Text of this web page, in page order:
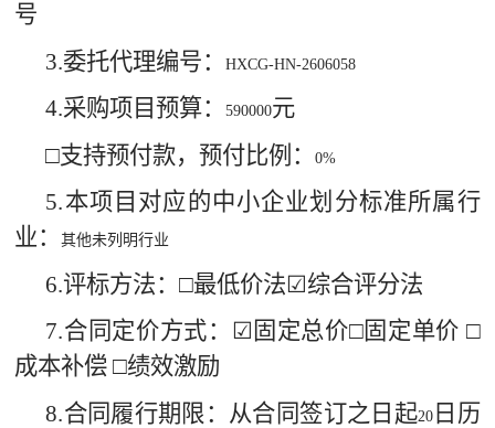
号
3.委托代理编号：HXCG-HN-2606058
4.采购项目预算：590000元
□支持预付款，预付比例：0%
5.本项目对应的中小企业划分标准所属行
业：其他未列明行业
6.评标方法：□最低价法☑综合评分法
7.合同定价方式：☑固定总价□固定单价 □
成本补偿 □绩效激励
8.合同履行期限：从合同签订之日起20日历